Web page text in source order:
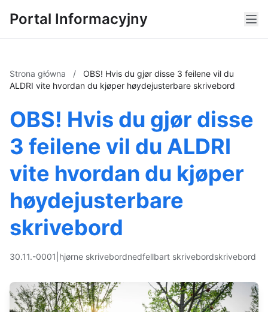
Portal Informacyjny
Strona główna /
OBS! Hvis du gjør disse 3 feilene vil du
ALDRI vite hvordan du kjøper høydejusterbare skrivebord
OBS! Hvis du gjør disse
3 feilene vil du ALDRI
vite hvordan du kjøper
høydejusterbare
skrivebord
30.11.-0001 hjørne skrivebordnedfellbart skrivebordskrivebord